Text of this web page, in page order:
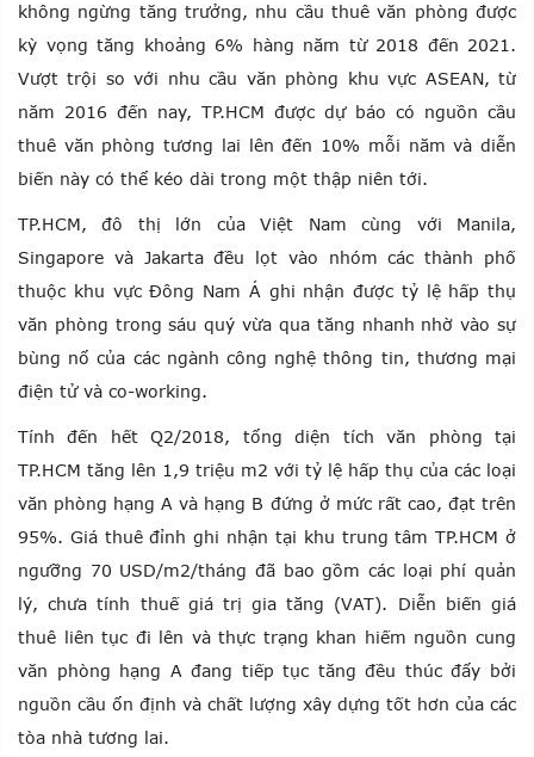
không ngừng tăng trưởng, nhu cầu thuê văn phòng được
kỳ vọng tăng khoảng 6% hàng năm từ 2018 đến 2021.
Vượt trội so với nhu cầu văn phòng khu vực ASEAN, từ
năm 2016 đến nay, TP.HCM được dự báo có nguồn cầu
thuê văn phòng tương lai lên đến 10% mỗi năm và diễn
biến này có thể kéo dài trong một thập niên tới.
TP.HCM, đô thị lớn của Việt Nam cùng với Manila,
Singapore và Jakarta đều lọt vào nhóm các thành phố
thuộc khu vực Đông Nam Á ghi nhận được tỷ lệ hấp thụ
văn phòng trong sáu quý vừa qua tăng nhanh nhờ vào sự
bùng nổ của các ngành công nghệ thông tin, thương mại
điện tử và co-working.
Tính đến hết Q2/2018, tổng diện tích văn phòng tại
TP.HCM tăng lên 1,9 triệu m2 với tỷ lệ hấp thụ của các loại
văn phòng hạng A và hạng B đứng ở mức rất cao, đạt trên
95%. Giá thuê đỉnh ghi nhận tại khu trung tâm TP.HCM ở
ngưỡng 70 USD/m2/tháng đã bao gồm các loại phí quản
lý, chưa tính thuế giá trị gia tăng (VAT). Diễn biến giá
thuê liên tục đi lên và thực trạng khan hiếm nguồn cung
văn phòng hạng A đang tiếp tục tăng đều thúc đẩy bởi
nguồn cầu ổn định và chất lượng xây dựng tốt hơn của các
tòa nhà tương lai.